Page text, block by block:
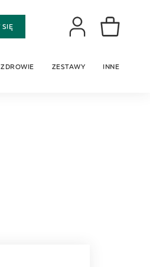
SIĘ
Moje konto
ZDROWIE ZESTAWY INNE